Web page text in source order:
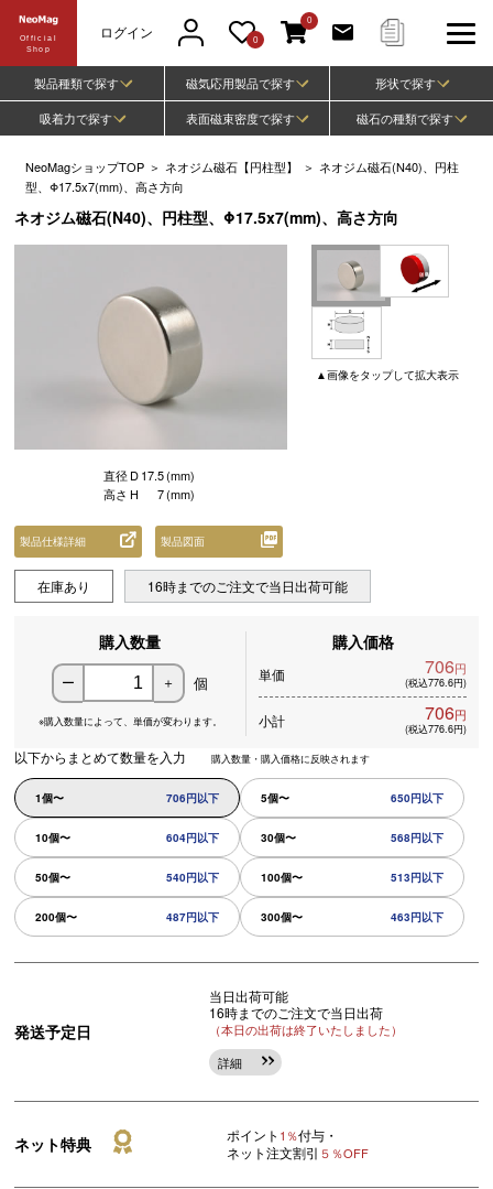
Official
Shop
ログイン 0
0
製品種類で探す 磁気応用製品で探す
形状で探す
吸着力で探す
表面磁束密度で探す 磁石の種類で探す
NeoMagショップTOP ＞ ネオジム磁石【円柱型】 ＞ ネオジム磁石(N40)、円柱
型、Φ17.5x7(mm)、高さ方向
ネオジム磁石(N40)、円柱型、Φ17.5x7(mm)、高さ方向
▲画像をタップして拡大表示
直径 D 17.5(mm)
高さ H 7(mm)
製品仕様詳細 製品図面
在庫あり 16時までのご注文で当日出荷可能
購入数量
ー ＋ 個
※購入数量によって、 単価が変わります。
購入価格
単価 706円
(税込776.6円)
小計 706円
(税込776.6円)
以下からまとめて数量を入力 購入数量・購入価格に反映されます
1個〜 706円以下 5個〜 650円以下
10個〜 604円以下 30個〜 568円以下
50個〜 540円以下 100個〜 513円以下
200個〜 487円以下 300個〜 463円以下
発送予定日
当日出荷可能
16時までのご注文で当日出荷
（本日の出荷は終了いたしました）
詳細
ネット特典 ポイント 1％付与・
ネット注文割引 ５％OFF